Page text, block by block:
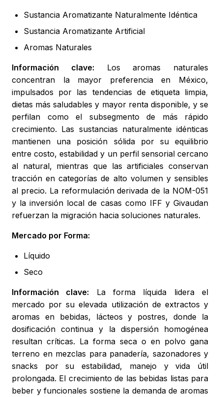
Sustancia Aromatizante Naturalmente Idéntica
Sustancia Aromatizante Artificial
Aromas Naturales
Información clave: Los aromas naturales
concentran la mayor preferencia en México,
impulsados por las tendencias de etiqueta limpia,
dietas más saludables y mayor renta disponible, y se
perfilan como el subsegmento de más rápido
crecimiento. Las sustancias naturalmente idénticas
mantienen una posición sólida por su equilibrio
entre costo, estabilidad y un perfil sensorial cercano
al natural, mientras que las artificiales conservan
tracción en categorías de alto volumen y sensibles
al precio. La reformulación derivada de la NOM-051
y la inversión local de casas como IFF y Givaudan
refuerzan la migración hacia soluciones naturales.
Mercado por Forma:
Líquido
Seco
Información clave: La forma líquida lidera el
mercado por su elevada utilización de extractos y
aromas en bebidas, lácteos y postres, donde la
dosificación continua y la dispersión homogénea
resultan críticas. La forma seca o en polvo gana
terreno en mezclas para panadería, sazonadores y
snacks por su estabilidad, manejo y vida útil
prolongada. El crecimiento de las bebidas listas para
beber y funcionales sostiene la demanda de aromas